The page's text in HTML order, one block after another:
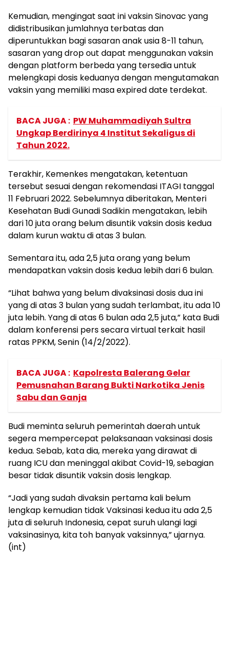
Kemudian, mengingat saat ini vaksin Sinovac yang
didistribusikan jumlahnya terbatas dan
diperuntukkan bagi sasaran anak usia 8-11 tahun,
sasaran yang drop out dapat menggunakan vaksin
dengan platform berbeda yang tersedia untuk
melengkapi dosis keduanya dengan mengutamakan
vaksin yang memiliki masa expired date terdekat.
BACA JUGA : PW Muhammadiyah Sultra
Ungkap Berdirinya 4 Institut Sekaligus di
Tahun 2022.
Terakhir, Kemenkes mengatakan, ketentuan
tersebut sesuai dengan rekomendasi ITAGI tanggal
11 Februari 2022. Sebelumnya diberitakan, Menteri
Kesehatan Budi Gunadi Sadikin mengatakan, lebih
dari 10 juta orang belum disuntik vaksin dosis kedua
dalam kurun waktu di atas 3 bulan.
Sementara itu, ada 2,5 juta orang yang belum
mendapatkan vaksin dosis kedua lebih dari 6 bulan.
“Lihat bahwa yang belum divaksinasi dosis dua ini
yang di atas 3 bulan yang sudah terlambat, itu ada 10
juta lebih. Yang di atas 6 bulan ada 2,5 juta,” kata Budi
dalam konferensi pers secara virtual terkait hasil
ratas PPKM, Senin (14/2/2022).
BACA JUGA : Kapolresta Balerang Gelar
Pemusnahan Barang Bukti Narkotika Jenis
Sabu dan Ganja
Budi meminta seluruh pemerintah daerah untuk
segera mempercepat pelaksanaan vaksinasi dosis
kedua. Sebab, kata dia, mereka yang dirawat di
ruang ICU dan meninggal akibat Covid-19, sebagian
besar tidak disuntik vaksin dosis lengkap.
“Jadi yang sudah divaksin pertama kali belum
lengkap kemudian tidak Vaksinasi kedua itu ada 2,5
juta di seluruh Indonesia, cepat suruh ulangi lagi
vaksinasinya, kita toh banyak vaksinnya,” ujarnya.
(int)